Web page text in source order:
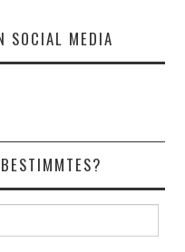
SOCIAL MEDIA